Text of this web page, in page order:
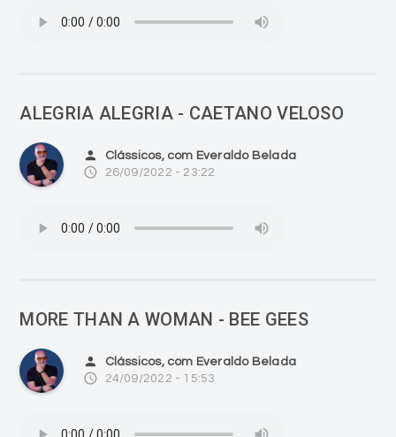
ALEGRIA ALEGRIA - CAETANO VELOSO
person Clássicos, com Everaldo Belada
access_time 26/09/2022 - 23:22
MORE THAN A WOMAN - BEE GEES
person Clássicos, com Everaldo Belada
access_time 24/09/2022 - 15:53